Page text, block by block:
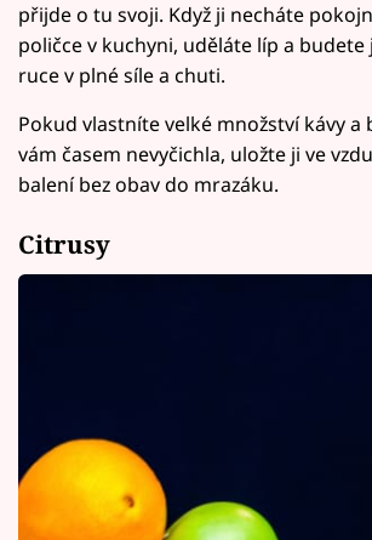
přijde o tu svoji. Když ji necháte
poličce v kuchyni, uděláte líp a budete
ruce v plné síle a chuti.
Pokud vlastníte velké množství kávy a
vám časem nevyčichla, uložte ji ve
balení bez obav do mrazáku.
Citrusy